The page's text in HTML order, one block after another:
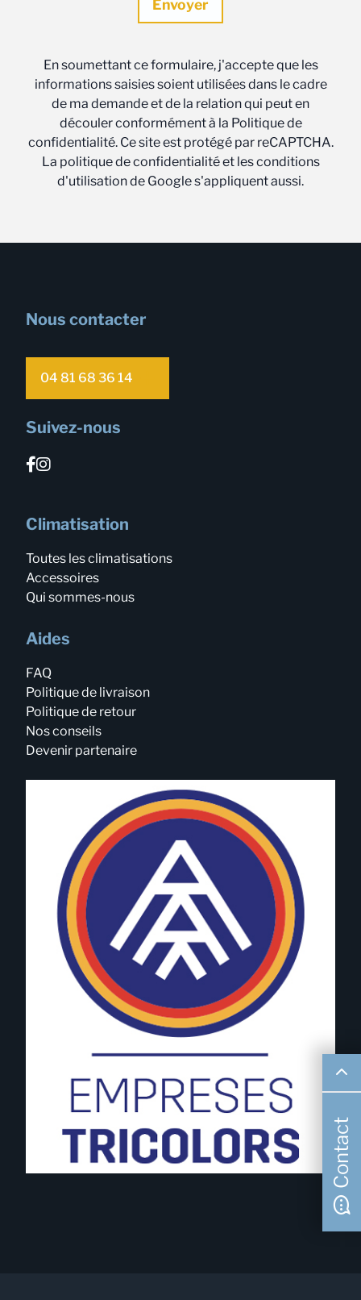
En soumettant ce formulaire, j'accepte que les
informations saisies soient utilisées dans le cadre
de ma demande et de la relation qui peut en
découler conformément à la Politique de
confidentialité. Ce site est protégé par reCAPTCHA.
La politique de confidentialité et les conditions
d'utilisation de Google s'appliquent aussi.
Nous contacter
04 81 68 36 14
Suivez-nous
Climatisation
Toutes les climatisations
Accessoires
Qui sommes-nous
Aides
FAQ
Politique de livraison
Politique de retour
Nos conseils
Devenir partenaire
Contact